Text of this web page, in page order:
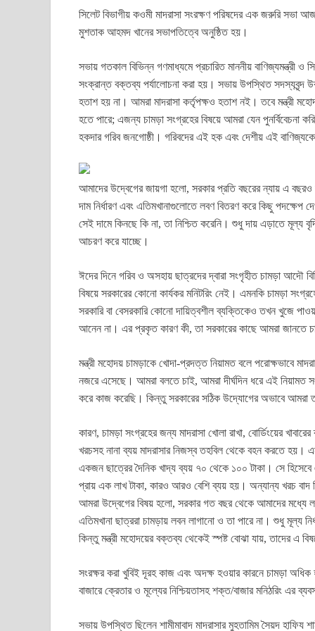
bo tte ail ts
A
pp
se
er
t
re
সিলেট বিভাগীয় কওমী মাদরাসা সংরক্ষণ পরিষদের এক জরুরি সভা
মুশতাক আহমদ খানের সভাপতিত্বে অনুষ্ঠিত হয়।
সভায় গতকাল বিভিন্ন গণমাধ্যমে প্রচারিত মাননীয় বাণিজ্যমন্ত্রী
সংক্রান্ত বক্তব্য পর্যালোচনা করা হয়। সভায় উপস্থিত
হতাশ হয় না। আমরা মাদরাসা কর্তৃপক্ষও হতাশ নই। তবে মন্ত্রী
হতে পারে; এজন্য চামড়া সংগ্রহের বিষয়ে আমরা যেন পুনর্বিবেচনা
হকদার গরিব জনগোষ্ঠী। গরিবদের এই হক এবং দেশীয় এই
আমাদের উদ্বেগের জায়গা হলো, সরকার প্রতি বছরের ন্যায় এ
দাম নির্ধারণ এবং এতিমখানাগুলোতে লবণ বিতরণ করে কিছু পদক্ষেপ
সেই দামে কিনছে কি না, তা নিশ্চিত করেনি। শুধু দায় এড়াতে মূল্য
আচরণ করে যাচ্ছে।
ঈদের দিনে গরিব ও অসহায় ছাত্রদের দ্বারা সংগৃহীত চামড়া আদৌ
বিষয়ে সরকারের কোনো কার্যকর মনিটরিং নেই। এমনকি চামড়া
সরকারি বা বেসরকারি কোনো দায়িত্বশীল ব্যক্তিকেও তখন খুজে
আনেন না। এর প্রকৃত কারণ কী, তা সরকারের কাছে আমরা জানতে
মন্ত্রী মহোদয় চামড়াকে খোদা-প্রদত্ত নিয়ামত বলে পরোক্ষভাবে
নজরে এসেছে। আমরা বলতে চাই, আমরা দীর্ঘদিন ধরে এই নিয়ামত
করে কাজ করেছি। কিন্তু সরকারের সঠিক উদ্যোগের অভাবে আমরা
কারণ, চামড়া সংগ্রহের জন্য মাদরাসা খোলা রাখা, বোর্ডিংয়ের
খরচসহ নানা ব্যয় মাদরাসার নিজস্ব তহবিল থেকে বহন করতে হয়।
একজন ছাত্রের দৈনিক খাদ্য ব্যয় ৭০ থেকে ১০০ টাকা। সে হিসেবে
প্রায় এক লাখ টাকা, কারও আরও বেশি ব্যয় হয়। অন্যান্য খরচ
আমরা উদ্বেগের বিষয় হলো, সরকার গত বছর থেকে আমাদের মধ্যে
এতিমখানা ছাত্ররা চামড়ায় লবন লাগানো ও তা পারে না। শুধু মূল্য
কিন্তু মন্ত্রী মহোদয়ের বক্তব্য থেকেই স্পষ্ট বোঝা যায়, তাদের এ
সংরক্ষর করা খুবিই দূরহ কাজ এবং অদক্ষ হওয়ার কারনে চামড়া অধিক
বাজারে ক্রেতার ও মূল্যের নিশ্চিয়তাসহ শক্ত/বাজার মনিঠরিং এর
সভায় উপস্থিত ছিলেন শামীমাবাদ মাদরাসার মুহতামিম সৈয়দ হাফিয